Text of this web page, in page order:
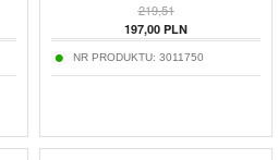
219,51
197,00 PLN
NR PRODUKTU: 3011750